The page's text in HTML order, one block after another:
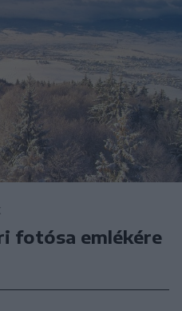
fotósa emlékére